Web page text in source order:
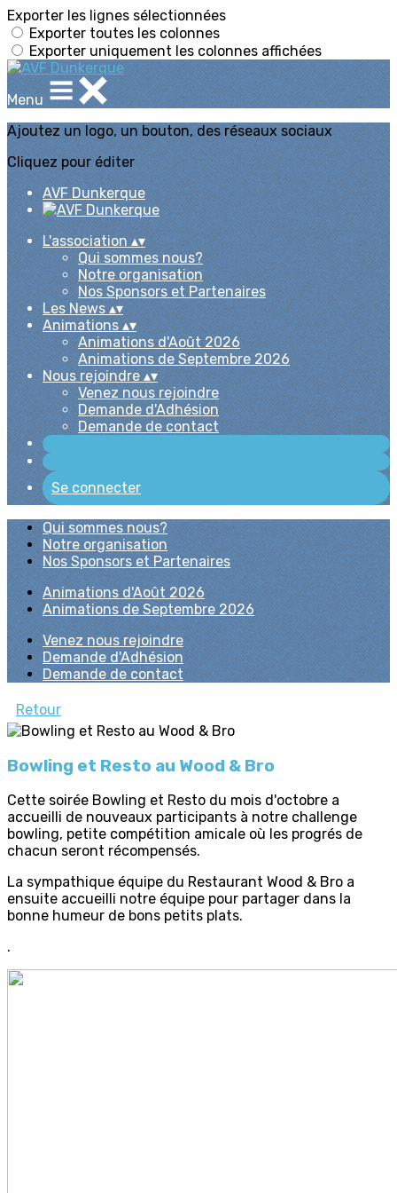
Exporter les lignes sélectionnées
Exporter toutes les colonnes
Exporter uniquement les colonnes affichées
Menu
Ajoutez un logo, un bouton, des réseaux sociaux
Cliquez pour éditer
AVF Dunkerque
L'association▴▾
Qui sommes nous?
Notre organisation
Nos Sponsors et Partenaires
Les News▴▾
Animations▴▾
Animations d'Août 2026
Animations de Septembre 2026
Nous rejoindre▴▾
Venez nous rejoindre
Demande d'Adhésion
Demande de contact
Se connecter
Qui sommes nous?
Notre organisation
Nos Sponsors et Partenaires
Animations d'Août 2026
Animations de Septembre 2026
Venez nous rejoindre
Demande d'Adhésion
Demande de contact
Retour
Bowling et Resto au Wood & Bro
Cette soirée Bowling et Resto du mois d'octobre a
accueilli de nouveaux participants à notre challenge
bowling, petite compétition amicale où les progrés de
chacun seront récompensés.
La sympathique équipe du Restaurant Wood & Bro a
ensuite accueilli notre équipe pour partager dans la
bonne humeur de bons petits plats.
.